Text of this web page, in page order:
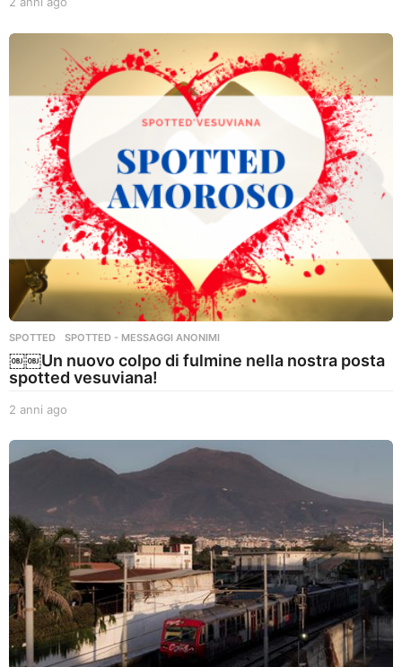
n
n
i
a
g
o
SPOTTED ,SPOTTED - MESSAGGI ANONIMI
￼￼Un nuovo colpo di fulmine nella nostra posta
spotted vesuviana!
2 anni ago
n
n
o